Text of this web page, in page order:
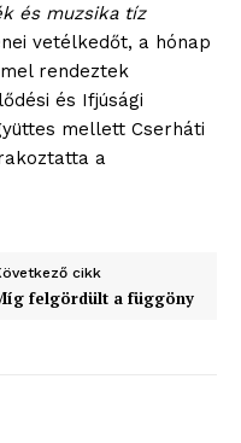
és muzsika tíz
vetélkedőt, a hónap
rendeztek
és Ifjúsági
mellett Cserháti
a
cikk
felgördült a függöny